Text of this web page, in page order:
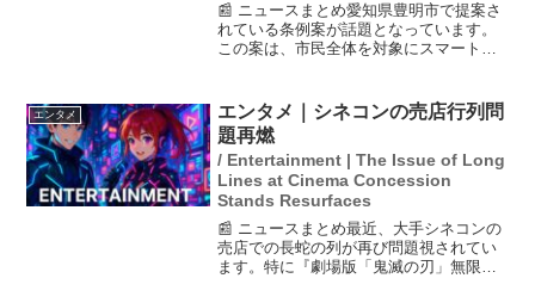
📰 ニュースまとめ愛知県豊明市で提案さ
れている条例案が話題となっています。
この案は、市民全体を対象にスマートフ
が電子機器の利用制限を試みてきました
が、青少年の視力や学...
エンタメ
エンタメ｜シネコンの売店行列問
題再燃
/ Entertainment | The Issue of Long
Lines at Cinema Concession
Stands Resurfaces
📰 ニュースまとめ最近、大手シネコンの
売店での長蛇の列が再び問題視されてい
ます。特に『劇場版「鬼滅の刃」無限城